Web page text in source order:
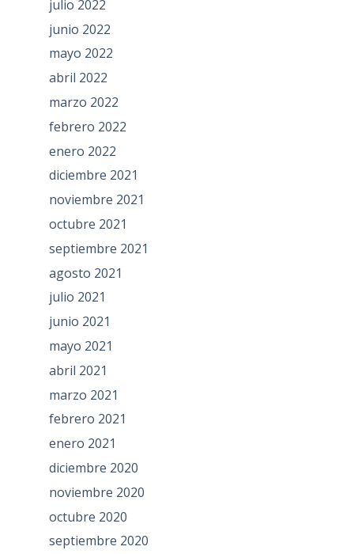
julio 2022
junio 2022
mayo 2022
abril 2022
marzo 2022
febrero 2022
enero 2022
diciembre 2021
noviembre 2021
octubre 2021
septiembre 2021
agosto 2021
julio 2021
junio 2021
mayo 2021
abril 2021
marzo 2021
febrero 2021
enero 2021
diciembre 2020
noviembre 2020
octubre 2020
septiembre 2020